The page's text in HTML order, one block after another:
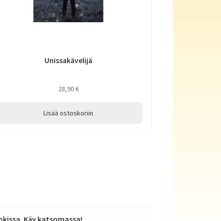
Unissakävelijä
28,90€
Lisää ostoskoriin
Käy katsomassa!